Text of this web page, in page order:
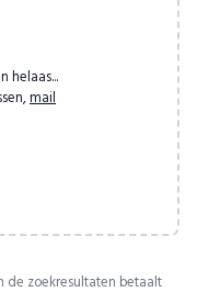
helaas...
mail
de zoekresultaten betaalt